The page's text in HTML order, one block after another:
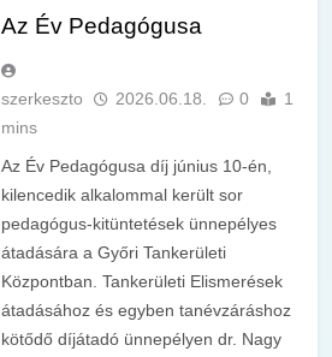
Az Év Pedagógusa
szerkeszto 2026.06.18. 0
1
mins
Az Év Pedagógusa díj június 10-én,
kilencedik alkalommal került sor
pedagógus-kitüntetések ünnepélyes
átadására a Győri Tankerületi
Központban. Tankerületi Elismerések
átadásához és egyben tanévzáráshoz
kötődő díjátadó ünnepélyen dr. Nagy